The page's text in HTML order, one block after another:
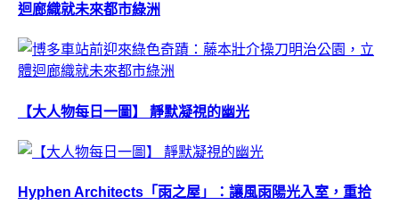
迴廊織就未來都市綠洲
【大人物每日一圖】 靜默凝視的幽光
Hyphen Architects「雨之屋」：讓風雨陽光入室，重拾